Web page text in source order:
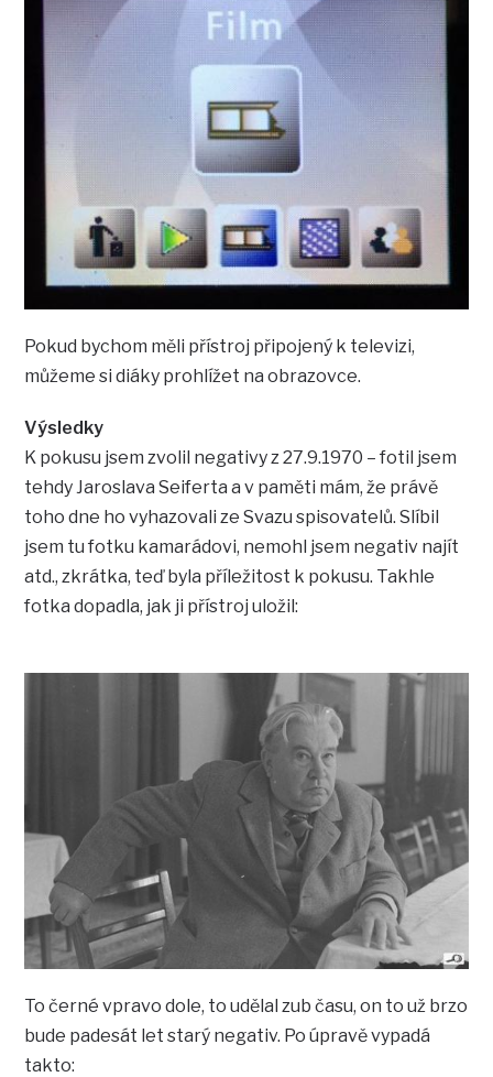
Pokud bychom měli přístroj připojený k televizi,
můžeme si diáky prohlížet na obrazovce.
Výsledky
K pokusu jsem zvolil negativy z 27.9.1970 – fotil jsem
tehdy Jaroslava Seiferta a v paměti mám, že právě
toho dne ho vyhazovali ze Svazu spisovatelů. Slíbil
jsem tu fotku kamarádovi, nemohl jsem negativ najít
atd., zkrátka, teď byla příležitost k pokusu. Takhle
fotka dopadla, jak ji přístroj uložil:
To černé vpravo dole, to udělal zub času, on to už brzo
bude padesát let starý negativ. Po úpravě vypadá
takto: